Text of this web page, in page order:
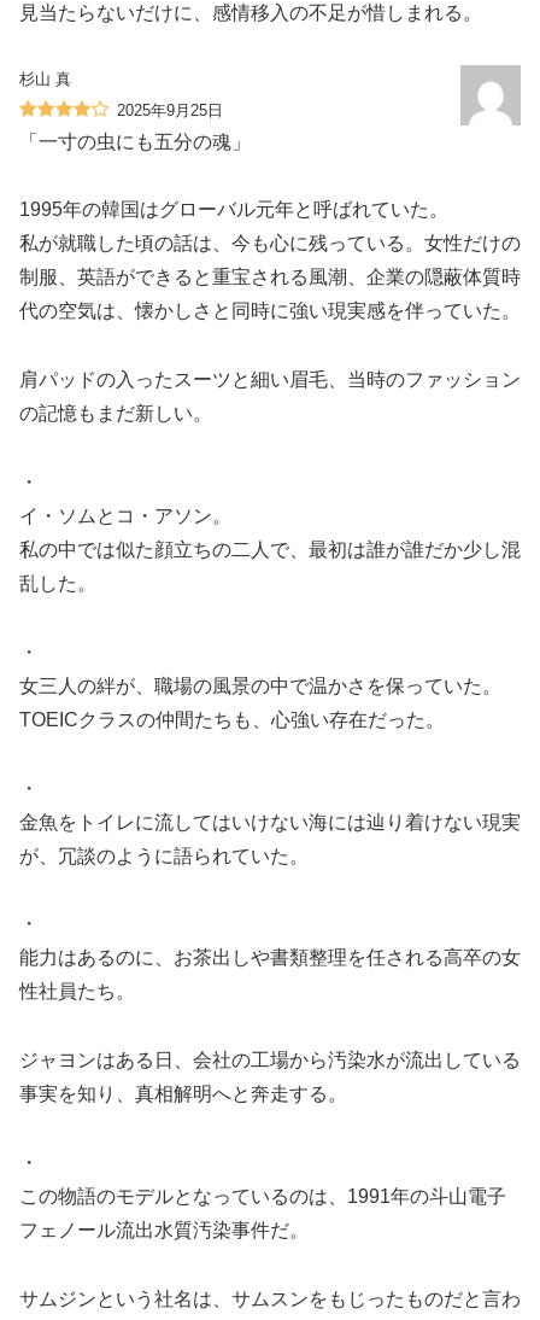
見当たらないだけに、感情移入の不足が惜しまれる。
杉山 真
2025年9月25日
「一寸の虫にも五分の魂」
1995年の韓国はグローバル元年と呼ばれていた。
私が就職した頃の話は、今も心に残っている。女性だけの
制服、英語ができると重宝される風潮、企業の隠蔽体質時
代の空気は、懐かしさと同時に強い現実感を伴っていた。
肩パッドの入ったスーツと細い眉毛、当時のファッション
の記憶もまだ新しい。
・
イ・ソムとコ・アソン。
私の中では似た顔立ちの二人で、最初は誰が誰だか少し混
乱した。
・
女三人の絆が、職場の風景の中で温かさを保っていた。
TOEICクラスの仲間たちも、心強い存在だった。
・
金魚をトイレに流してはいけない海には辿り着けない現実
が、冗談のように語られていた。
・
能力はあるのに、お茶出しや書類整理を任される高卒の女
性社員たち。
ジャヨンはある日、会社の工場から汚染水が流出している
事実を知り、真相解明へと奔走する。
・
この物語のモデルとなっているのは、1991年の斗山電子
フェノール流出水質汚染事件だ。
サムジンという社名は、サムスンをもじったものだと言わ